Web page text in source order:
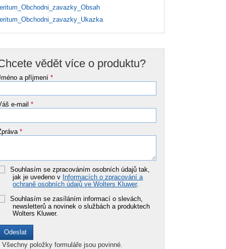
vědět více o produktu?
a příjmení*
e-mail*
*
Souhlasím se zpracováním osobních údajů tak,
jak je uvedeno v Informacích o zpracování a
ochraně osobních údajů ve Wolters Kluwer.
Souhlasím se zasíláním informací o slevách,
newsletterů a novinek o službách a produktech
Wolters Kluwer.
Všechny položky formuláře jsou povinné.